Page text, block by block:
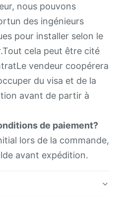
nous pouvons
des ingénieurs
pour installer selon le
cela peut être cité
vendeur coopérera
du visa et de la
avant de partir à
de paiement?
lors de la commande,
avant expédition.